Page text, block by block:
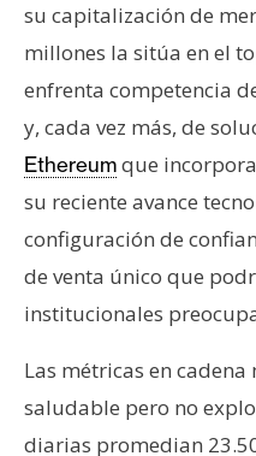
su capitalización de
millones la sitúa en el
enfrenta competencia
y, cada vez más, de
Ethereumque
su reciente avance
configuración de
de venta único que
institucionales
Las métricas en
saludable pero no
diarias promedian